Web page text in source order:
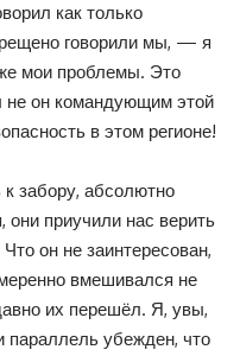
как только
говорили мы, — я
мои проблемы. Это
он командующим этой
в этом регионе!
забору, абсолютно
они приучили нас верить
он не заинтересован,
вмешивался не
их перешёл. Я, увы,
параллель убежден, что